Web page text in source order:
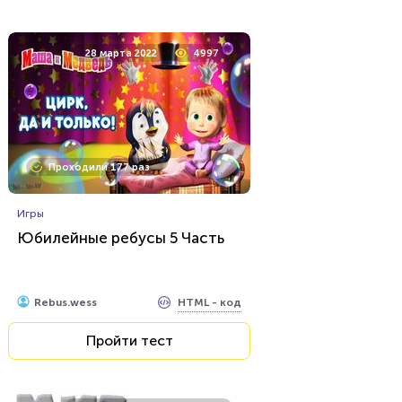
Проходили 248 раз
Игры
Математика Ребусы 1 Класс
Пройти тест
28 марта 2022 4997
Проходили 177 раз
Игры
Юбилейные ребусы 5 Часть
Rebus.wess HTML - код
Пройти тест